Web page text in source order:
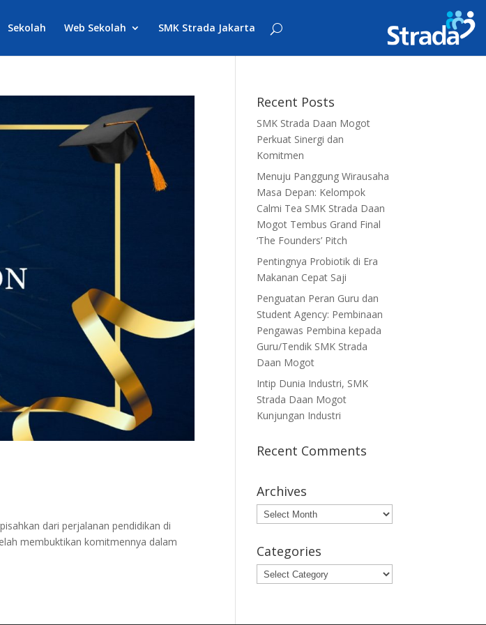
Sekolah Web Sekolah SMK Strada Jakarta
dari perjalanan pendidikan di
membuktikan komitmennya dalam
Recent Posts
SMK Strada Daan Mogot
Perkuat Sinergi dan
Komitmen
Menuju Panggung Wirausaha
Masa Depan: Kelompok
Calmi Tea SMK Strada Daan
Mogot Tembus Grand Final
‘The Founders’ Pitch
Pentingnya Probiotik di Era
Makanan Cepat Saji
Penguatan Peran Guru dan
Student Agency: Pembinaan
Pengawas Pembina kepada
Guru/Tendik SMK Strada
Daan Mogot
Intip Dunia Industri, SMK
Strada Daan Mogot
Kunjungan Industri
Recent Comments
Archives
Archives
Categories
Categories